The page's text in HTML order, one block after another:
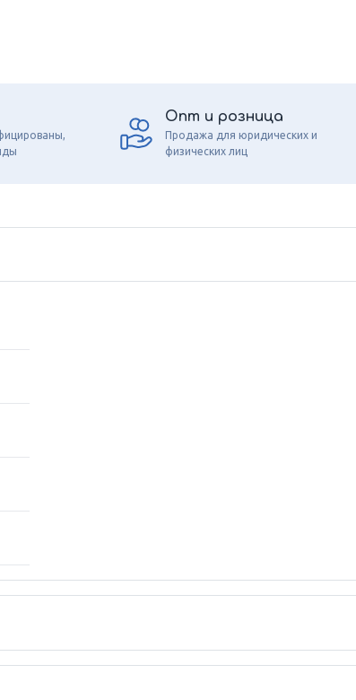
Опт и розница
Продажа для юридических и
физических лиц